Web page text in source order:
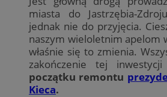
miasta do Jastrzębia-
jednak nie do przyjęcia.
naszym wieloletnim apelom
właśnie się to zmienia.
zakończenie tej
początku remontu
Kieca.